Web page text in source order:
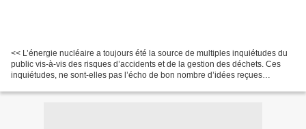
<< L’énergie nucléaire a toujours été la source de multiples inquiétudes du
public vis-à-vis des risques d’accidents et de la gestion des déchets. Ces
inquiétudes, ne sont-elles pas l’écho de bon nombre d’idées reçues